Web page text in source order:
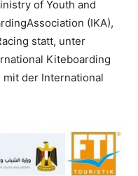
of Youth and
(IKA),
statt, unter
Kiteboarding
mit der International